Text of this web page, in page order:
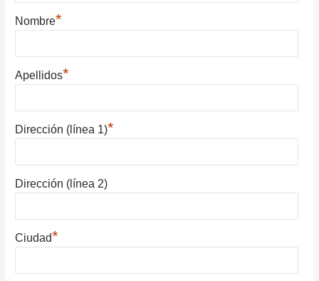
Nombre*
Apellidos*
Dirección (línea 1)*
Dirección (línea 2)
Ciudad*